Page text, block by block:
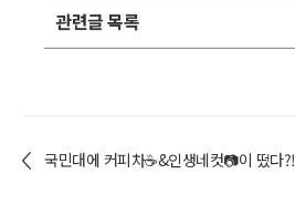
관련글 목록
국민대에 커피차☕&인생네컷📷이 떴다?!